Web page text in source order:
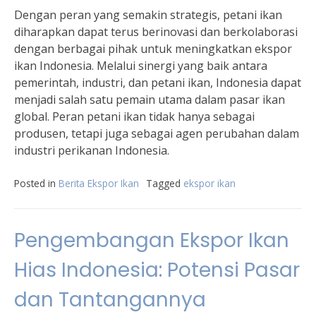
Dengan peran yang semakin strategis, petani ikan
diharapkan dapat terus berinovasi dan berkolaborasi
dengan berbagai pihak untuk meningkatkan ekspor
ikan Indonesia. Melalui sinergi yang baik antara
pemerintah, industri, dan petani ikan, Indonesia dapat
menjadi salah satu pemain utama dalam pasar ikan
global. Peran petani ikan tidak hanya sebagai
produsen, tetapi juga sebagai agen perubahan dalam
industri perikanan Indonesia.
Posted in Berita Ekspor Ikan Tagged ekspor ikan
Pengembangan Ekspor Ikan
Hias Indonesia: Potensi Pasar
dan Tantangannya